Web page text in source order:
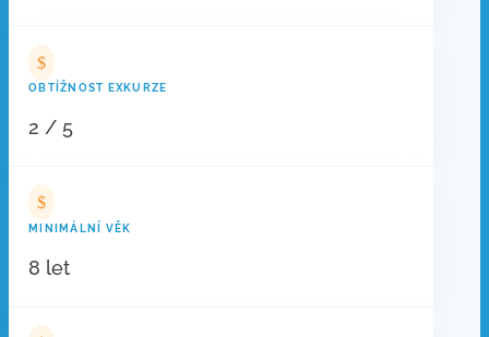
$
OBTÍŽNOST EXKURZE
2 / 5
$
MINIMÁLNÍ VĚK
8 let